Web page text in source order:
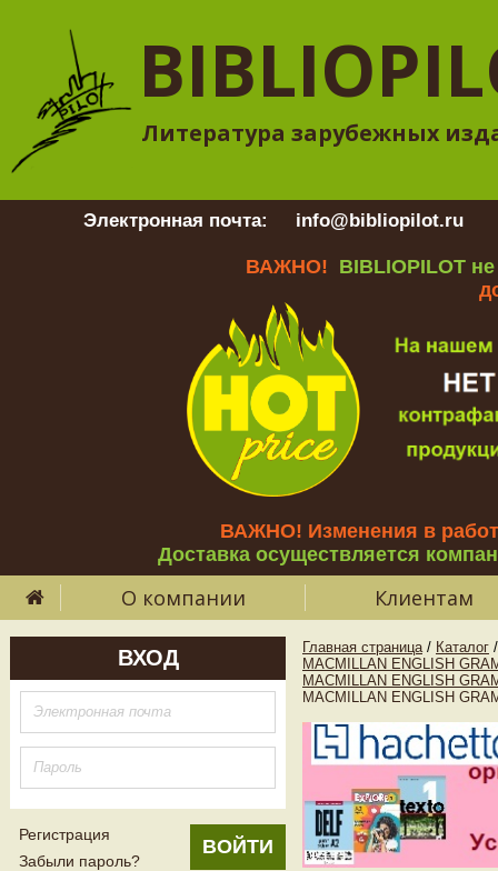
Литература зарубежных
Электронная почта: info@bibliopilot.ru
ВАЖНО! BIBLIOPILOT
ВАЖНО! Изменения в
Доставка осуществляется
О компании Клиентам
ВХОД
Регистрация
Забыли пароль?
Главная страница / Каталог /
MACMILLAN ENGLISH
MACMILLAN ENGLISH
MACMILLAN ENGLISH